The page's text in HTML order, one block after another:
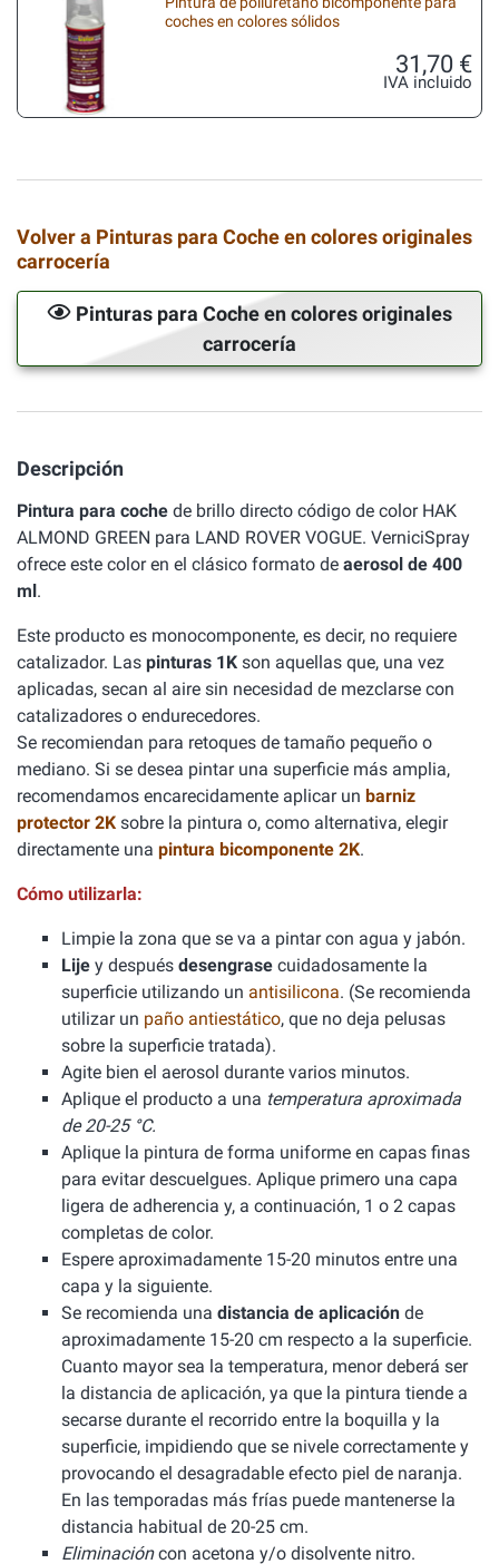
coches en colores sólidos
31,70 €
IVA incluido
Volver a Pinturas para Coche en colores originales
carrocería
Pinturas para Coche en colores originales
carrocería
Descripción
Pintura para coche de brillo directo código de color HAK
ALMOND GREEN para LAND ROVER VOGUE. VerniciSpray
ofrece este color en el clásico formato de aerosol de 400
ml.
Este producto es monocomponente, es decir, no requiere
catalizador. Las pinturas 1K son aquellas que, una vez
aplicadas, secan al aire sin necesidad de mezclarse con
catalizadores o endurecedores.
Se recomiendan para retoques de tamaño pequeño o
mediano. Si se desea pintar una superficie más amplia,
recomendamos encarecidamente aplicar un barniz
protector 2K sobre la pintura o, como alternativa, elegir
directamente una pintura bicomponente 2K.
Cómo utilizarla:
Limpie la zona que se va a pintar con agua y jabón.
Lije y después desengrase cuidadosamente la
superficie utilizando un antisilicona. (Se recomienda
utilizar un paño antiestático, que no deja pelusas
sobre la superficie tratada).
Agite bien el aerosol durante varios minutos.
Aplique el producto a una temperatura aproximada
de 20-25 °C.
Aplique la pintura de forma uniforme en capas finas
para evitar descuelgues. Aplique primero una capa
ligera de adherencia y, a continuación, 1 o 2 capas
completas de color.
Espere aproximadamente 15-20 minutos entre una
capa y la siguiente.
Se recomienda una distancia de aplicación de
aproximadamente 15-20 cm respecto a la superficie.
Cuanto mayor sea la temperatura, menor deberá ser
la distancia de aplicación, ya que la pintura tiende a
secarse durante el recorrido entre la boquilla y la
superficie, impidiendo que se nivele correctamente y
provocando el desagradable efecto piel de naranja.
En las temporadas más frías puede mantenerse la
distancia habitual de 20-25 cm.
Eliminacióncon acetona y/o disolvente nitro.